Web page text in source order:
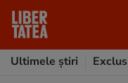
Ultimele știri